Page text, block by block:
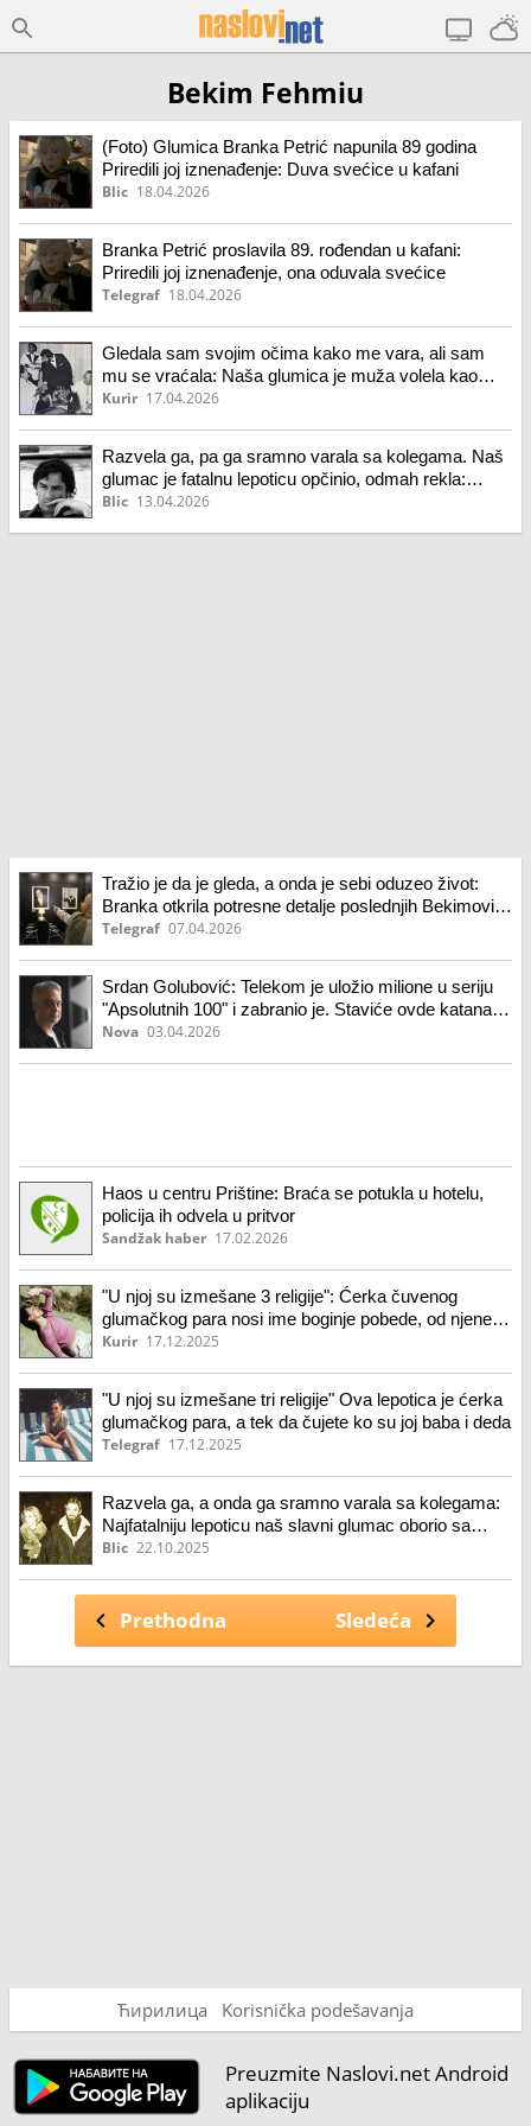
Bekim Fehmiu
(Foto) Glumica Branka Petrić napunila 89 godina
Priredili joj iznenađenje: Duva svećice u kafani
Blic 18.04.2026
Branka Petrić proslavila 89. rođendan u kafani:
Priredili joj iznenađenje, ona oduvala svećice
Telegraf 18.04.2026
Gledala sam svojim očima kako me vara, ali sam
mu se vraćala: Naša glumica je muža volela kao
boga. "Nije mi smetalo, radovala sam se"
Kurir 17.04.2026
Razvela ga, pa ga sramno varala sa kolegama. Naš
glumac je fatalnu lepoticu opčinio, odmah rekla:
"Hoću njega"
Blic 13.04.2026
Tražio je da je gleda, a onda je sebi oduzeo život:
Branka otkrila potresne detalje poslednjih Bekimovih
dana
Telegraf 07.04.2026
Srdan Golubović: Telekom je uložio milione u seriju
"Apsolutnih 100" i zabranio je. Staviće ovde katanac
na sve, pa Selaković je stečajni upravnik srpske
Nova 03.04.2026
Haos u centru Prištine: Braća se potukla u hotelu,
policija ih odvela u pritvor
Sandžak haber 17.02.2026
"U njoj su izmešane 3 religije": Ćerka čuvenog
glumačkog para nosi ime boginje pobede, od njene
lepote zastaje dah (foto)
Kurir 17.12.2025
"U njoj su izmešane tri religije" Ova lepotica je ćerka
glumačkog para, a tek da čujete ko su joj baba i deda
Telegraf 17.12.2025
Razvela ga, a onda ga sramno varala sa kolegama:
Najfatalniju lepoticu naš slavni glumac oborio sa
nogu, odmah poručila: "Hoću njega"
Blic 22.10.2025
Prethodna Sledeća
Ћирилица Korisnička podešavanja
Preuzmite Naslovi.net Android
aplikaciju